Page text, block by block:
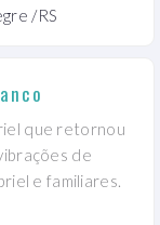
/RS
que retornou
de
e familiares.